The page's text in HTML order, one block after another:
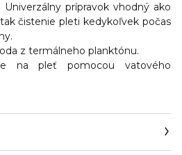
prípravok vhodný ako
čistenie pleti kedykoľvek počas
z termálneho planktónu.
na pleť pomocou vatového